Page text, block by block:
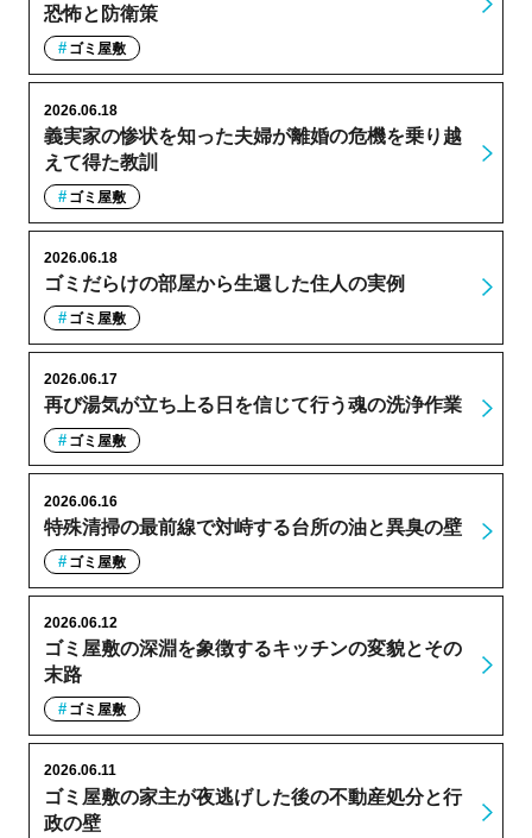
恐怖と防衛策
ゴミ屋敷
義実家の惨状を知った夫婦が離婚の危機を乗り越
えて得た教訓
2026.06.18
ゴミ屋敷
ゴミだらけの部屋から生還した住人の実例
2026.06.18
ゴミ屋敷
再び湯気が立ち上る日を信じて行う魂の洗浄作業
2026.06.17
ゴミ屋敷
特殊清掃の最前線で対峙する台所の油と異臭の壁
2026.06.16
ゴミ屋敷
ゴミ屋敷の深淵を象徴するキッチンの変貌とその
末路
2026.06.12
ゴミ屋敷
ゴミ屋敷の家主が夜逃げした後の不動産処分と行
政の壁
2026.06.11